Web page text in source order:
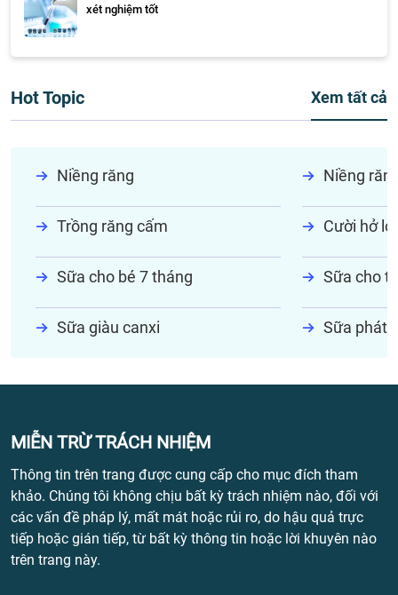
xét nghiệm tốt
Hot Topic Xem tất cả
Niềng răng Niềng
Trồng răng cấm Cười hở lợi
Sữa cho bé 7 tháng Sữa cho
Sữa giàu canxi Sữa phát
MIỄN TRỪ TRÁCH NHIỆM
Thông tin trên trang được cung cấp cho mục đích tham
khảo. Chúng tôi không chịu bất kỳ trách nhiệm nào, đối với
các vấn đề pháp lý, mất mát hoặc rủi ro, do hậu quả trực
tiếp hoặc gián tiếp, từ bất kỳ thông tin hoặc lời khuyên nào
trên trang này.